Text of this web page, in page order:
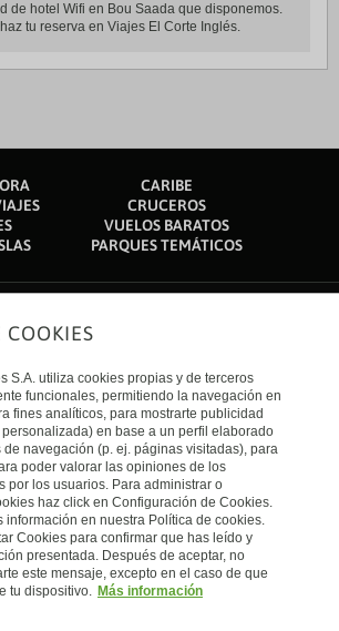
de hotel Wifi en Bou Saada que disponemos.
tu reserva en Viajes El Corte Inglés.
CARIBE
CRUCEROS
VUELOS BARATOS
PARQUES TEMÁTICOS
Corte inglés
S.A. utiliza cookies propias y de terceros
funcionales, permitiendo la navegación en
fines analíticos, para mostrarte publicidad
en base a un perfil elaborado
de navegación (p. ej. páginas visitadas), para
poder valorar las opiniones de los
por los usuarios. Para administrar o
haz click en Configuración de Cookies.
información en nuestra Política de cookies.
Cookies para confirmar que has leído y
presentada. Después de aceptar, no
este mensaje, excepto en el caso de que
tu dispositivo. Más información